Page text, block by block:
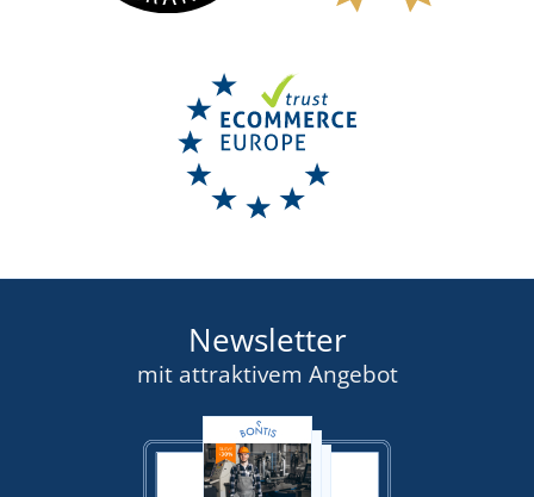
Newsletter
mit attraktivem Angebot